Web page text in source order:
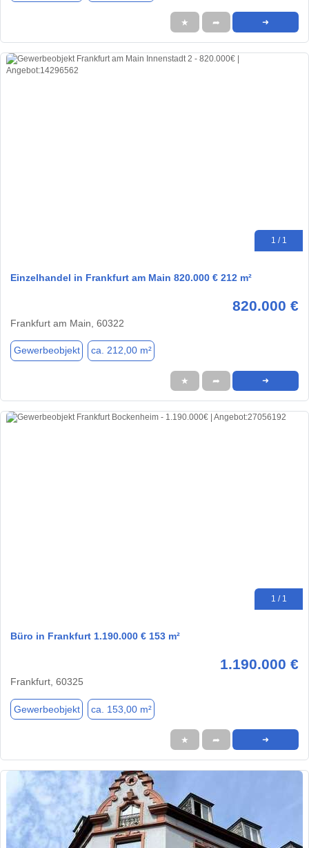
★ ➦ ➜
1 / 1
Einzelhandel in Frankfurt am Main 820.000 € 212 m²
820.000 €
Frankfurt am Main, 60322
Gewerbeobjekt ca. 212,00 m²
★ ➦ ➜
1 / 1
Büro in Frankfurt 1.190.000 € 153 m²
1.190.000 €
Frankfurt, 60325
Gewerbeobjekt ca. 153,00 m²
★ ➦ ➜